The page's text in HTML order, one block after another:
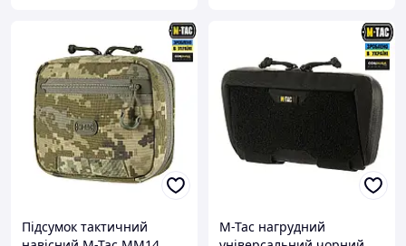
Підсумок тактичний
M-Tac нагрудний